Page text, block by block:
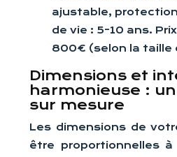
ajustable,
de vie : 5-10 ans.
800€ (selon la taille
Dimensions et
harmonieuse :
sur mesure
Les dimensions de
être proportionnelles